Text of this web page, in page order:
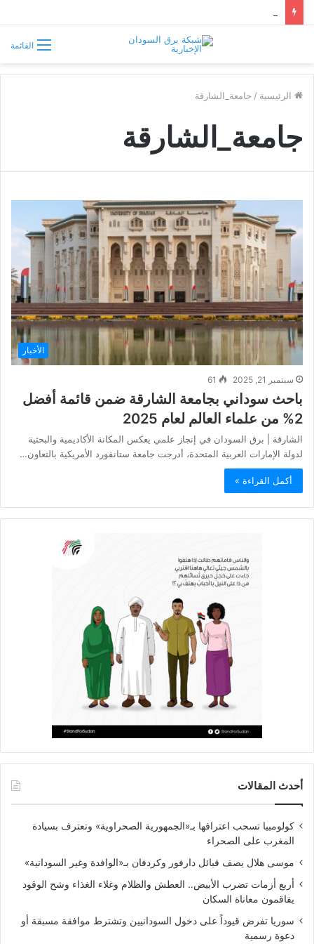
القائمة
الرئيسية / جامعة_الشارقة
جامعة_الشارقة
الأخبار
سبتمبر 21, 2025 61
باحث سوداني بجامعة الشارقة ضمن قائمة أفضل
2% من علماء العالم لعام 2025
الشارقة | برق السودان في إنجاز علمي يعكس المكانة الأكاديمية والبحثية
لدولة الإمارات العربية المتحدة، أدرجت جامعة ستانفورد الأمريكية بالتعاون…
أكمل القراءة »
أحدث المقالات
كولومبيا تسحب اعترافها بـ«الجمهورية الصحراوية» وتعترف بسيادة
المغرب على الصحراء
موسى هلال يصف قبائل دارفور وكردفان بـ«الوافدة وغير السودانية»
أربع أزمات تضرب الأبيض.. العطش والظلام وغلاء الغذاء وشح الوقود
يفاقمون معاناة السكان
سوريا تفرض قيوداً على دخول السودانيين وتشترط موافقة مسبقة أو
دعوة رسمية